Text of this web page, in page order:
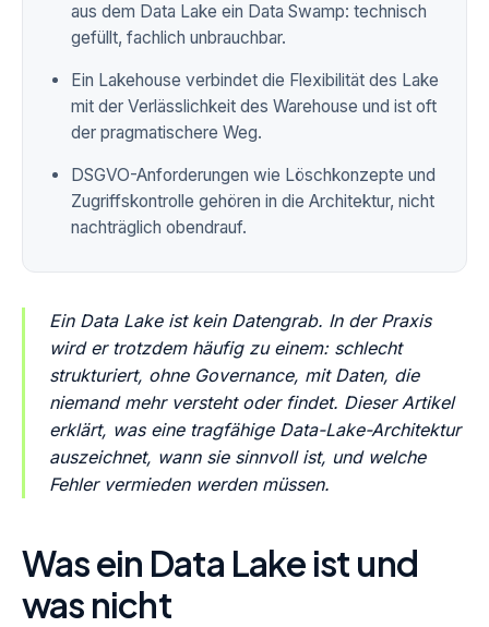
aus dem Data Lake ein Data Swamp: technisch
gefüllt, fachlich unbrauchbar.
Ein Lakehouse verbindet die Flexibilität des Lake
mit der Verlässlichkeit des Warehouse und ist oft
der pragmatischere Weg.
DSGVO-Anforderungen wie Löschkonzepte und
Zugriffskontrolle gehören in die Architektur, nicht
nachträglich obendrauf.
Ein Data Lake ist kein Datengrab. In der Praxis
wird er trotzdem häufig zu einem: schlecht
strukturiert, ohne Governance, mit Daten, die
niemand mehr versteht oder findet. Dieser Artikel
erklärt, was eine tragfähige Data-Lake-Architektur
auszeichnet, wann sie sinnvoll ist, und welche
Fehler vermieden werden müssen.
Was ein Data Lake ist und
was nicht